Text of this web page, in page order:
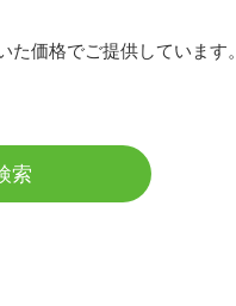
価格でご提供しています。
索